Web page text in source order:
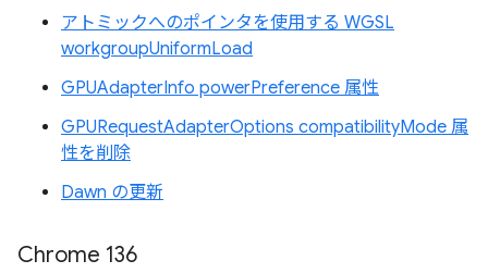
アトミックへのポインタを使用する WGSL
workgroupUniformLoad
GPUAdapterInfo powerPreference 属性
GPURequestAdapterOptions compatibilityMode 属
性を削除
Dawn の更新
Chrome 136